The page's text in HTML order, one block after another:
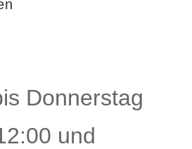
Donnerstag
und